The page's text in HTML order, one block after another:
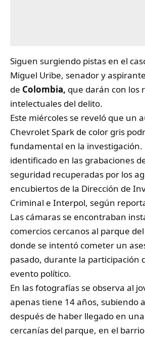
Siguen surgiendo pistas en el
Miguel Uribe, senador y
de Colombia, que darán con los
intelectuales del delito.
Este miércoles se reveló que un
Chevrolet Spark de color gris
fundamental en la investigación.
identificado en las grabaciones
seguridad recuperadas por los
encubiertos de la Dirección de
Criminal e Interpol, según
Las cámaras se encontraban
comercios cercanos al parque
donde se intentó cometer un
pasado, durante la participación
evento político.
En las fotografías se observa al
apenas tiene 14 años, subiendo
después de haber llegado en
cercanías del parque, en el